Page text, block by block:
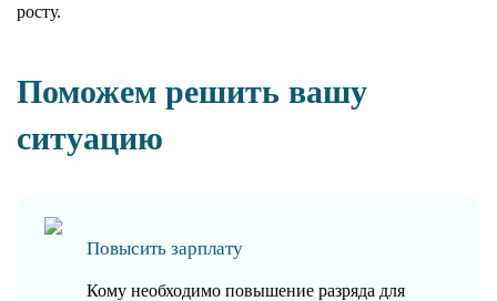
росту.
Поможем решить вашу
ситуацию
Повысить зарплату
Кому необходимо повышение разряда для